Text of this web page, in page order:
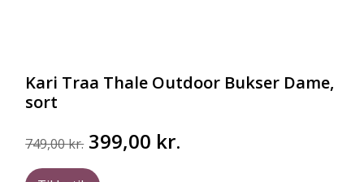
Kari Traa Thale Outdoor Bukser Dame,
sort
749,00kr. Den
oprindelige
pris
399,00 kr.